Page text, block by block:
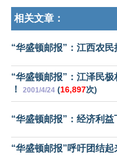
相关文章：
“华盛顿邮报”：江西农民
“华盛顿邮报”：江泽民
！
2001/4/24 (16,897次)
“华盛顿邮报”：经济利
“华盛顿邮报”呼吁团结